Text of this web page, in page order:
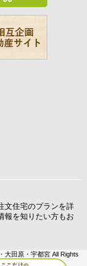
文住宅のプランを詳
報を知りたい方もお
大田原・宇都宮 All Rights